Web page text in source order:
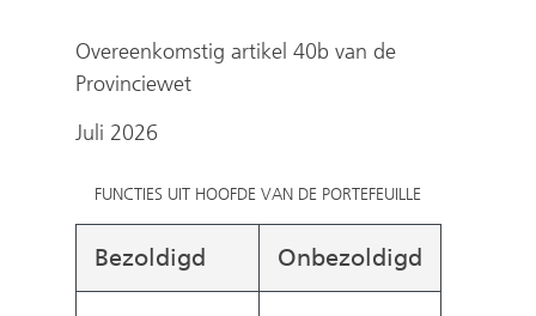
Overeenkomstig artikel 40b van de
Provinciewet
Juli 2026
FUNCTIES UIT HOOFDE VAN DE PORTEFEUILLE
Bezoldigd Onbezoldigd